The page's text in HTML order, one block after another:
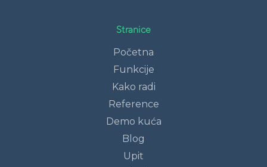
Stranice
Početna
Funkcije
Kako radi
Reference
Demo kuća
Blog
Upit